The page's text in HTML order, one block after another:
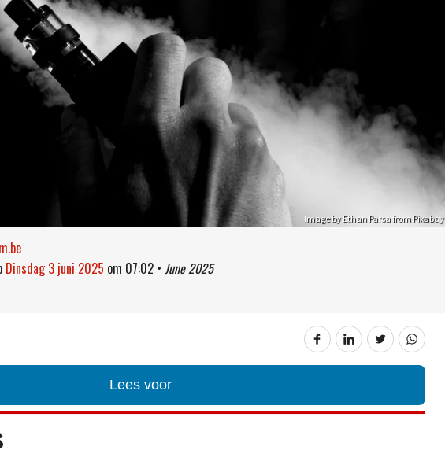
Image by Ethan Parsa from Pixabay
dinsdag 3 juni 2025 om 07:02 • June 2025
Lees voor